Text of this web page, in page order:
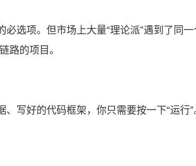
选项。但市场上大量“理论派”遇到了同一
路的项目。
写好的代码框架，你只需要按一下“运行”